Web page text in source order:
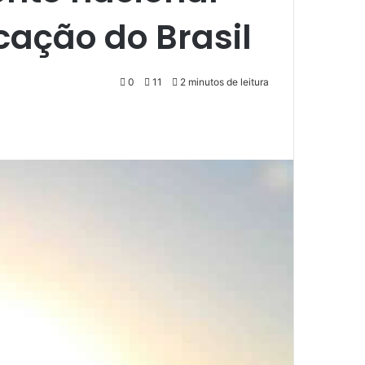
do Brasil
0 11 2 minutos de leitura